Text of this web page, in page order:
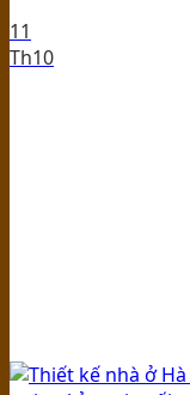
11
Th10